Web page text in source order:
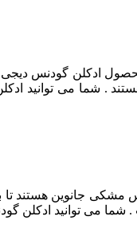
ادکلن گودنس
. شما می توانید
مشکی جانوین هستند
می توانید ادکلن